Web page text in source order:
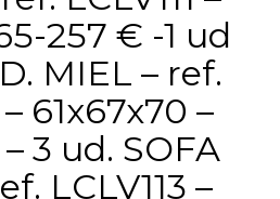
257 € -1 ud
MIEL – ref.
– 61x67x70 –
3 ud. SOFA
LCLV113 –